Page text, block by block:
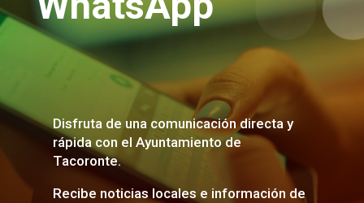
Disfruta de una comunicación directa y
rápida con el Ayuntamiento de
Tacoronte.
Recibe noticias locales e información de